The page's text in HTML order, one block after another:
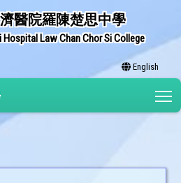
醫院羅陳楚思中學
Hospital Law Chan Chor Si College
English